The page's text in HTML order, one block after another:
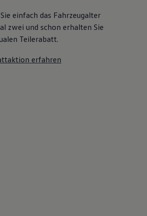
einfach das Fahrzeugalter
zwei und schon erhalten Sie
Teilerabatt.
erfahren